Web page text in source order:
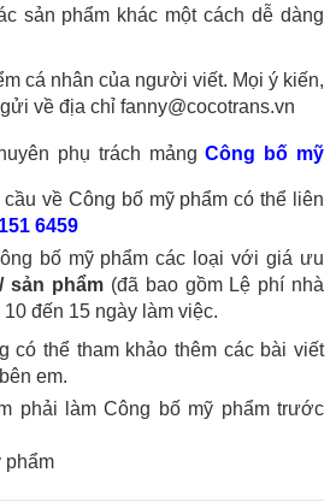
sản phẩm khác một cách dễ dàng
cá nhân của người viết. Mọi ý kiến,
về địa chỉ fanny@cocotrans.vn
phụ trách mảngCông bố mỹ
về Công bố mỹ phẩm có thể liên
6459
bố mỹ phẩm các loại với giá ưu
sản phẩm (đã bao gồm Lệ phí nhà
đến 15 ngày làm việc.
có thể tham khảo thêm các bài viết
em.
phải làm Công bố mỹ phẩm trước
phẩm